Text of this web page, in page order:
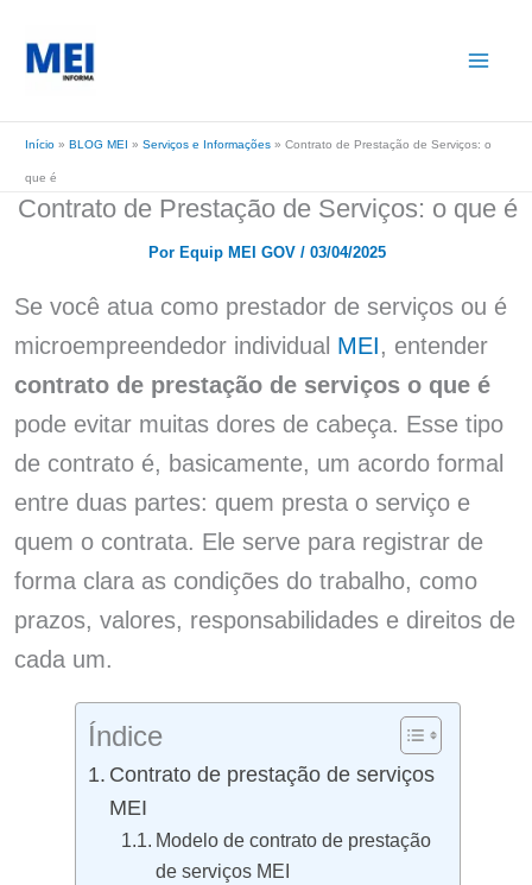
para
conteúdo
Início » BLOG MEI » Serviços e Informações » Contrato de Prestação de Serviços: o
que é
Contrato de Prestação de Serviços: o que é
Por Equip MEI GOV / 03/04/2025
Se você atua como prestador de serviços ou é
microempreendedor individual MEI, entender
contrato de prestação de serviços o que é
pode evitar muitas dores de cabeça. Esse tipo
de contrato é, basicamente, um acordo formal
entre duas partes: quem presta o serviço e
quem o contrata. Ele serve para registrar de
forma clara as condições do trabalho, como
prazos, valores, responsabilidades e direitos de
cada um.
Índice
Contrato de prestação de serviços
MEI
Modelo de contrato de prestação
de serviços MEI